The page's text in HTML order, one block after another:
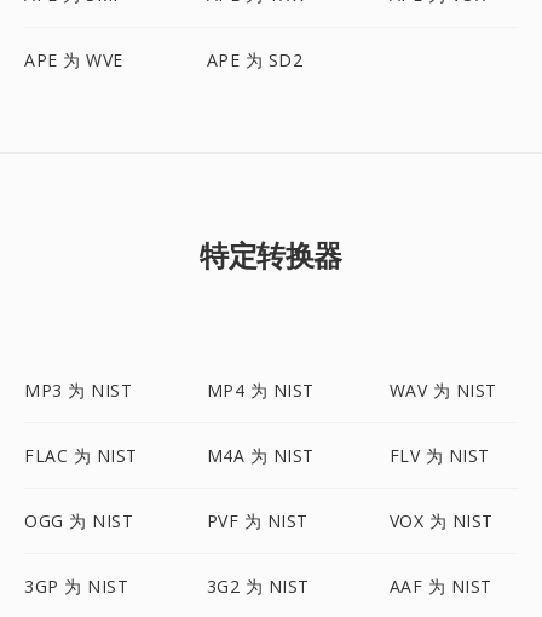
APE 为 WVE APE 为 SD2
特定转换器
MP3 为 NIST MP4 为 NIST WAV 为 NIST
FLAC 为 NIST M4A 为 NIST FLV 为 NIST
OGG 为 NIST PVF 为 NIST VOX 为 NIST
3GP 为 NIST 3G2 为 NIST AAF 为 NIST